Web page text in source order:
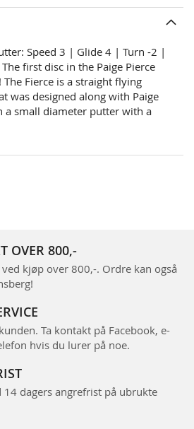
Speed 3 | Glide 4 | Turn -2 |
first disc in the Paige Pierce
Fierce is a straight flying
was designed along with Paige
a small diameter putter with a
OVER 800,-
kjøp over 800,-. Ordre kan også
Ta kontakt på Facebook, e-
hvis du lurer på noe.
14 dagers angrefrist på ubrukte